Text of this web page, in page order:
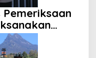
Transparan